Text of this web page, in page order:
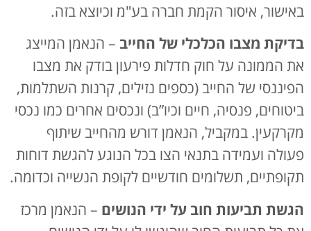
באישור, איסור הקמת חברה בע"מ וכיוצא בזה.
בדיקת מצבו הכלכלי של החייב – הנאמן המייצג
את הממונה על חוק חדלות פירעון בודק את מצבו
הפיננסי של החייב (כספים נזילים, קרנות השתלמות,
ביטוחים, פנסיה, חיים וכיו”ב) ונכסים אחרים כמו נכסי
מקרקעין. במקביל, הנאמן דורש מהחייב שיתוף
פעולה ועמידה בתנאי הצו בכל הנוגע להגשת דוחות
תקופתיים, תשלומים חודשיים לקופת הנשייה וכדומה.
הגשת תביעות חוב על ידי הנושים – הנאמן מרכז